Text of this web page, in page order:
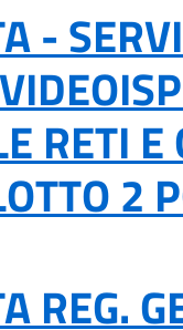
-
RETI
2
REG.